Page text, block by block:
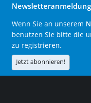
Newsletteranmeldung
Wenn Sie an unserem
benutzen Sie bitte die
zu registrieren.
Jetzt abonnieren!